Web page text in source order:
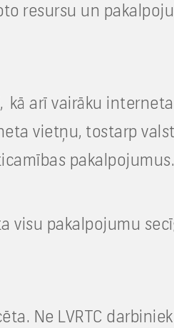
resursu un
arī vairāku interneta
vietņu, tostarp
pakalpojumus.
visu pakalpojumu
Ne LVRTC